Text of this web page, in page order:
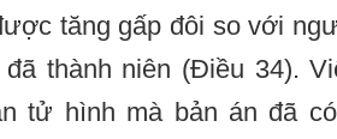
tăng gấp đôi so với
thành niên (Điều 34).
tử hình mà bản án đã